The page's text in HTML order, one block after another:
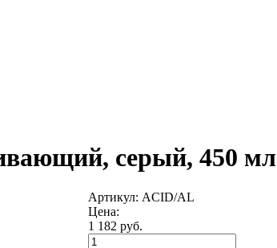
серый, 450 мл
Артикул: ACID/AL
Цена:
1 182 руб.